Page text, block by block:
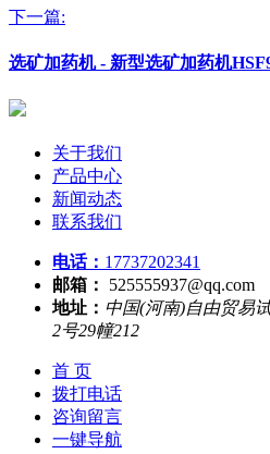
下一篇:
选矿加药机 - 新型选矿加药机
关于我们
产品中心
新闻动态
联系我们
电话： 17737202341
邮箱：
525555937@qq.com
地址： 中国(河南)自由贸易
2号29幢212
首 页
拨打电话
咨询留言
一键导航